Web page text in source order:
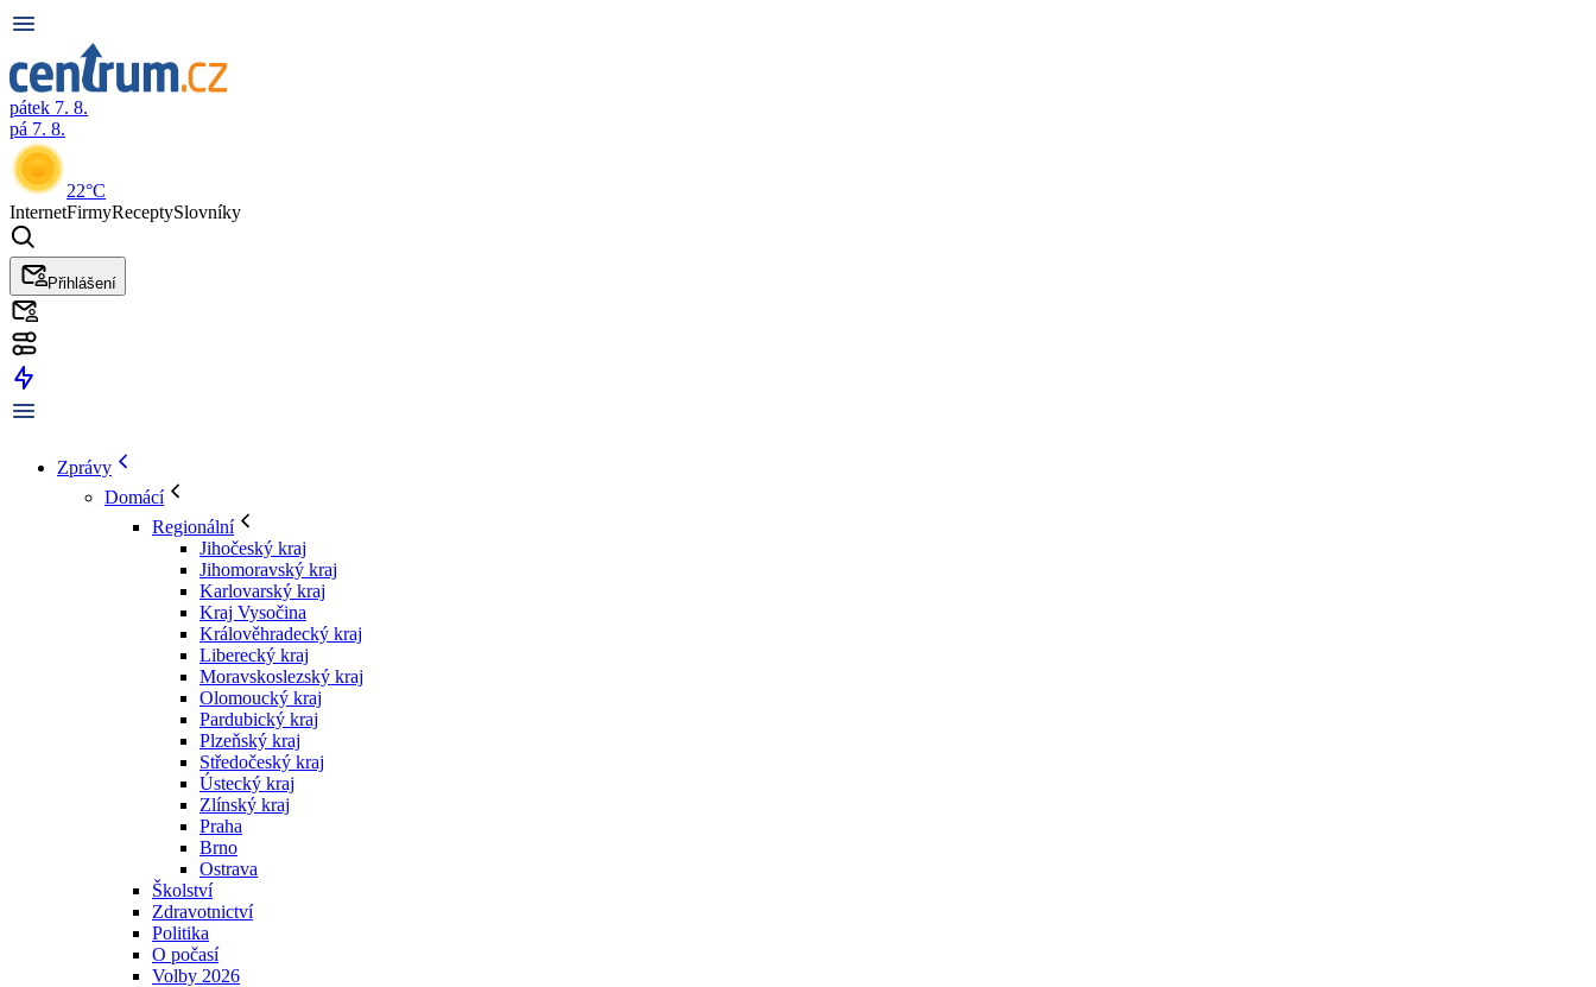
pátek 7. 8.
pá 7. 8.
22°C
InternetFirmyReceptySlovníky
Přihlášení
Zprávy
Domácí
Regionální
Jihočeský kraj
Jihomoravský kraj
Karlovarský kraj
Kraj Vysočina
Králověhradecký kraj
Liberecký kraj
Moravskoslezský kraj
Olomoucký kraj
Pardubický kraj
Plzeňský kraj
Středočeský kraj
Ústecký kraj
Zlínský kraj
Praha
Brno
Ostrava
Školství
Zdravotnictví
Politika
O počasí
Volby 2026